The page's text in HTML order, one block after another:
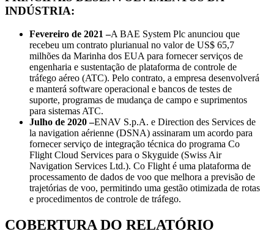
INDÚSTRIA:
Fevereiro de 2021 –A BAE System Plc anunciou que
recebeu um contrato plurianual no valor de US$ 65,7
milhões da Marinha dos EUA para fornecer serviços de
engenharia e sustentação de plataforma de controle de
tráfego aéreo (ATC). Pelo contrato, a empresa desenvolverá
e manterá software operacional e bancos de testes de
suporte, programas de mudança de campo e suprimentos
para sistemas ATC.
Julho de 2020 –ENAV S.p.A. e Direction des Services de
la navigation aérienne (DSNA) assinaram um acordo para
fornecer serviço de integração técnica do programa Co
Flight Cloud Services para o Skyguide (Swiss Air
Navigation Services Ltd.). Co Flight é uma plataforma de
processamento de dados de voo que melhora a previsão de
trajetórias de voo, permitindo uma gestão otimizada de rotas
e procedimentos de controle de tráfego.
COBERTURA DO RELATÓRIO